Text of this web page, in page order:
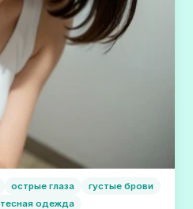
острые глаза
густые брови
тесная одежда